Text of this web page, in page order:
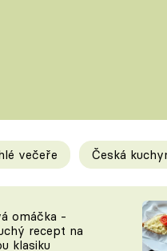
večeře Česká
omáčka -
recept na
klasiku